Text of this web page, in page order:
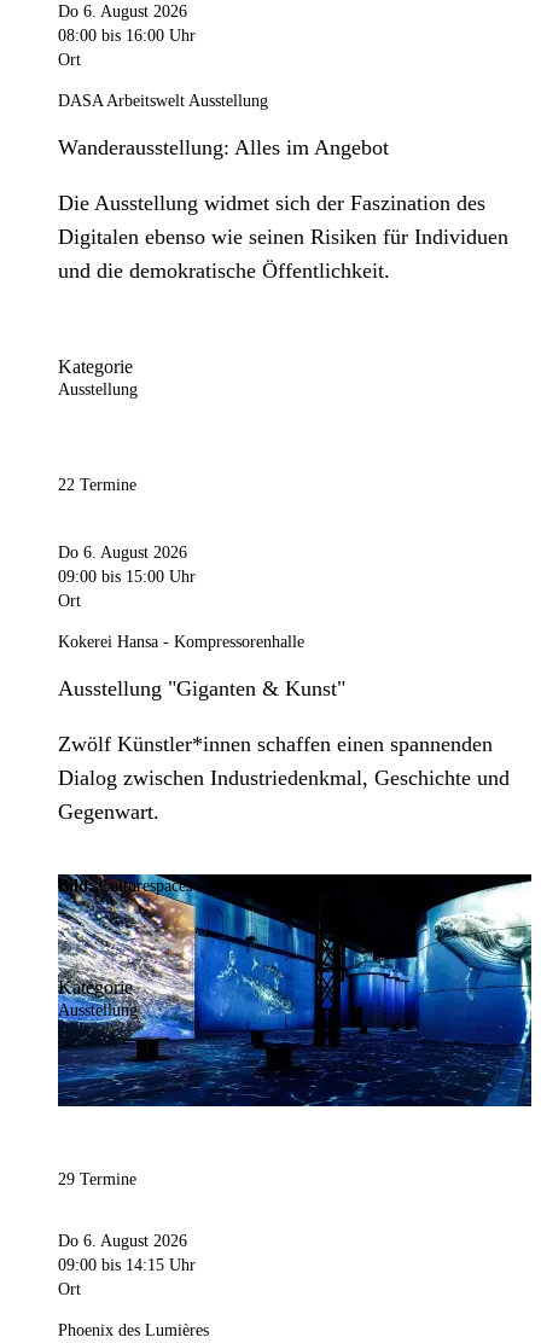
Do 6. August 2026
08:00 bis 16:00 Uhr
Ort
DASA Arbeitswelt Ausstellung
Wanderausstellung: Alles im Angebot
Die Ausstellung widmet sich der Faszination des
Digitalen ebenso wie seinen Risiken für Individuen
und die demokratische Öffentlichkeit.
Kategorie
Ausstellung
22 Termine
Do 6. August 2026
09:00 bis 15:00 Uhr
Ort
Kokerei Hansa - Kompressorenhalle
Ausstellung "Giganten & Kunst"
Zwölf Künstler*innen schaffen einen spannenden
Dialog zwischen Industriedenkmal, Geschichte und
Gegenwart.
Bild:Culturespaces / Falko Wübbecke
Kategorie
Ausstellung
29 Termine
Do 6. August 2026
09:00 bis 14:15 Uhr
Ort
Phoenix des Lumières